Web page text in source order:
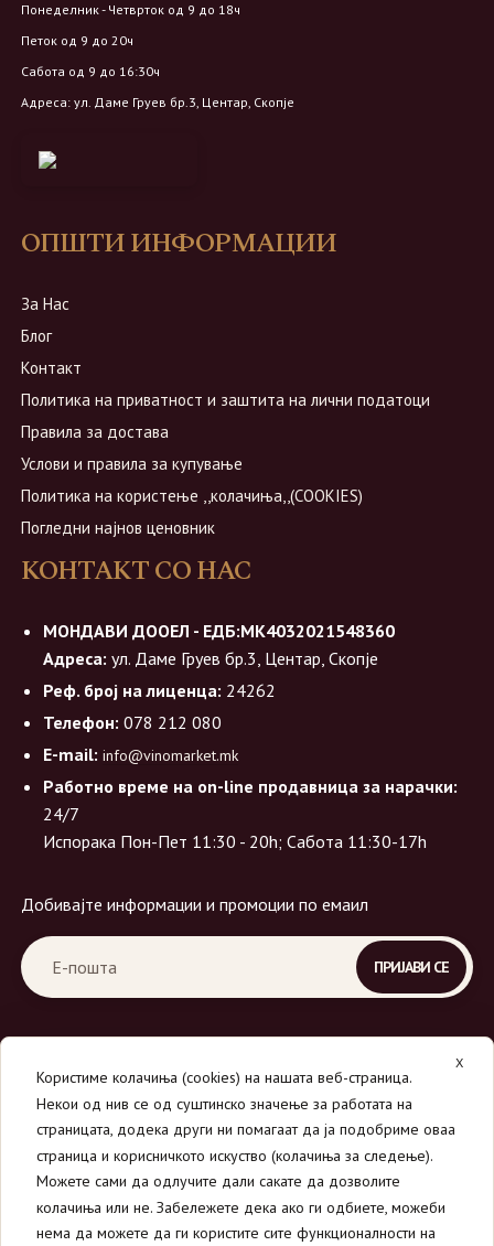
Понеделник - Четврток од 9 до 18ч
Петок од 9 до 20ч
Сабота од 9 до 16:30ч
Адреса: ул. Даме Груев бр.3, Центар, Скопје
ОПШТИ ИНФОРМАЦИИ
За Нас
Блог
Контакт
Политика на приватност и заштита на лични податоци
Правила за достава
Услови и правила за купување
Политика на користење ,,колачиња,,(COOKIES)
Погледни најнов ценовник
КОНТАКТ СО НАС
МОНДАВИ ДООЕЛ - ЕДБ:МК4032021548360
Адреса: ул. Даме Груев бр.3, Центар, Скопје
Реф. број на лиценца: 24262
Телефон: 078 212 080
E-mail: info@vinomarket.mk
Работно време на on-line продавница за нарачки:
24/7
Испорака Пон-Пет 11:30 - 20h; Сабота 11:30-17h
Добивајте информации и промоции по емаил
© 2026Вино Маркет - МОНДАВИ ДООЕЛ.
Сите права се задржани.
X
Користиме колачиња (cookies) на нашата веб-страница.
Некои од нив се од суштинско значење за работата на
страницата, додека други ни помагаат да ја подобриме оваа
страница и корисничкото искуство (колачиња за следење).
Можете сами да одлучите дали сакате да дозволите
колачиња или не. Забележете дека ако ги одбиете, можеби
нема да можете да ги користите сите функционалности на